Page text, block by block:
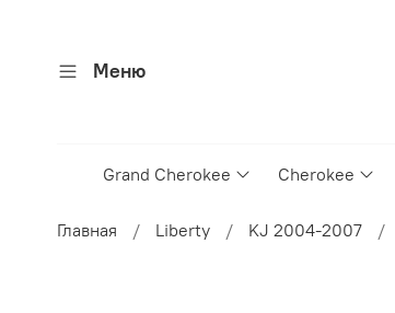
Меню
Grand Cherokee Cherokee
Главная Liberty KJ 2004-2007